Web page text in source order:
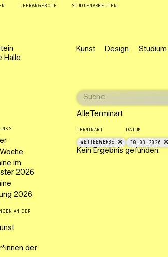
LEHRANGEBOTE STUDIENARBEITEN
Halle
Kunst Design Studium
Alle Terminart
TERMINART
WETTBEWERBE
DATUM
30.03.2026
Kein Ergebnis gefunden.
im
2026
2026
AN DER
der